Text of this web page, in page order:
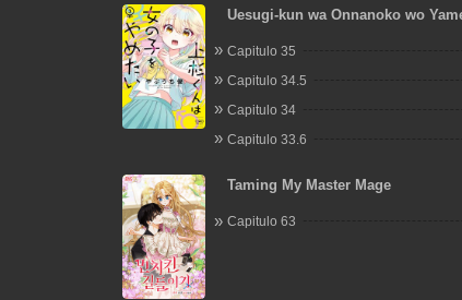
Uesugi-kun wa Onnanoko wo
Capitulo 35
Capitulo 34.5
Capitulo 34
Capitulo 33.6
Taming My Master Mage
Capitulo 63